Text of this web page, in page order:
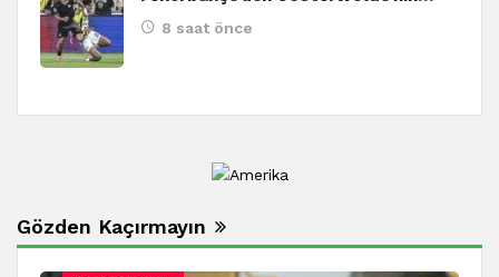
8 saat önce
Gözden Kaçırmayın